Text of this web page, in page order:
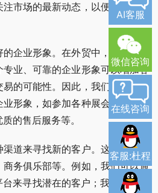
市场的最新动态，以便及时调整
企业形象。在外贸中，企业形象
业、可靠的企业形象可以增加客
易的可能性。因此，我们需要通过
形象，如参加各种展会、发布高
的售后服务等。
道来寻找新的客户。这包括社交
务俱乐部等。例如，我们可以通
来寻找潜在的客户；我们也可以
AI客服
微信咨询
在线咨询
客服:杜程